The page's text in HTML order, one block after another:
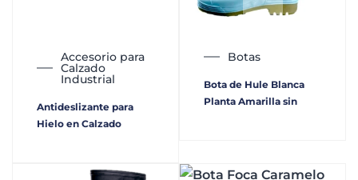
Accesorio para
Calzado
Industrial
Antideslizante para
Hielo en Calzado
Botas
Bota de Hule Blanca
Planta Amarilla sin